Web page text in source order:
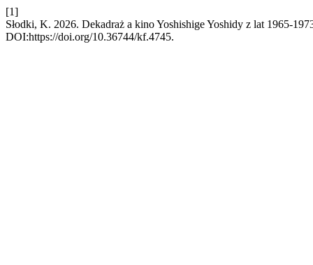
[1]
Słodki, K. 2026. Dekadraż a kino Yoshishige Yoshidy z lat 1965-
DOI:https://doi.org/10.36744/kf.4745.